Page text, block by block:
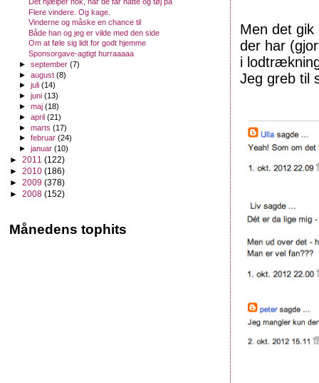
Men det
der har
i
Jeg greb til
Flere vindere. Og kage.
Vinderne og måske en chance til
Både han og jeg er vilde med den side
Om at føle sig lidt for godt hjemme
Sponsorgave-agtigt hurraaaaa
►september(7)
►august(8)
►juli(14)
►juni(13)
►maj(18)
►april(21)
►marts(17)
►februar(24)
►januar(10)
► 2011 (122)
► 2010 (186)
► 2009 (378)
► 2008 (152)
Månedens tophits